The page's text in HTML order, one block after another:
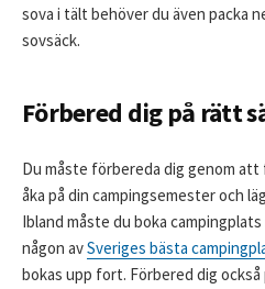
sova i tält behöver du även packa
sovsäck.
Förbered dig på rätt
Du måste förbereda dig genom
åka på din campingsemester och
Ibland måste du boka
någon avSveriges bästa
bokas upp fort. Förbered dig